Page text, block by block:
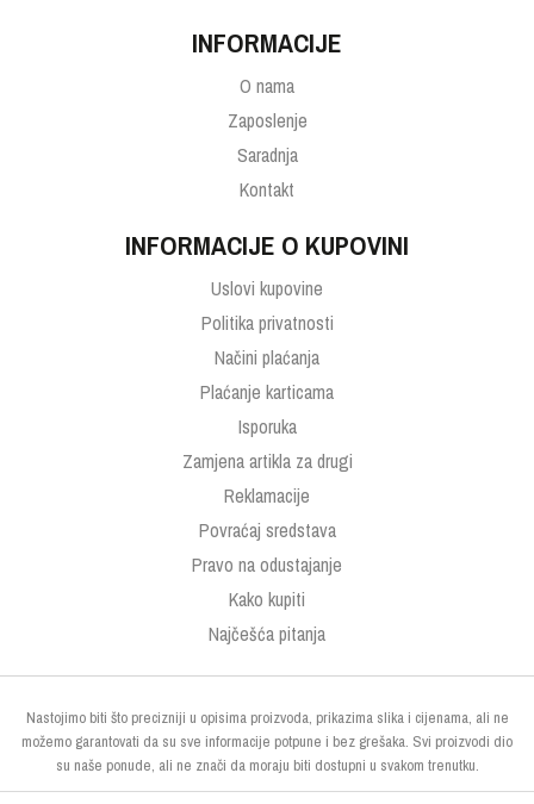
INFORMACIJE
O nama
Zaposlenje
Saradnja
Kontakt
INFORMACIJE O KUPOVINI
Uslovi kupovine
Politika privatnosti
Načini plaćanja
Plaćanje karticama
Isporuka
Zamjena artikla za drugi
Reklamacije
Povraćaj sredstava
Pravo na odustajanje
Kako kupiti
Najčešća pitanja
Nastojimo biti što precizniji u opisima proizvoda, prikazima slika i cijenama, ali ne
možemo garantovati da su sve informacije potpune i bez grešaka. Svi proizvodi dio
su naše ponude, ali ne znači da moraju biti dostupni u svakom trenutku.